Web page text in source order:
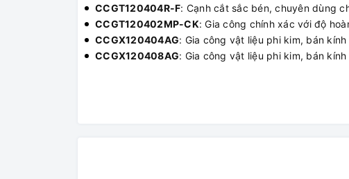
CCGT120404R-F: Cạnh cắt sắc bén, chuyên dùng
CCGT120402MP-CK: Gia công chính xác với độ
CCGX120404AG: Gia công vật liệu phi kim, bán
CCGX120408AG: Gia công vật liệu phi kim, bán